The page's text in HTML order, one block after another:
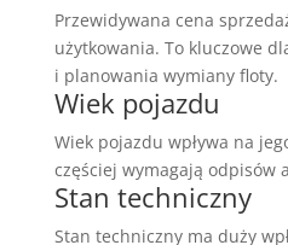
Przewidywana cena
użytkowania. To kluczowe
i planowania wymiany floty.
Wiek pojazdu
Wiek pojazdu wpływa na
częściej wymagają odpisów
Stan techniczny
Stan techniczny ma duży